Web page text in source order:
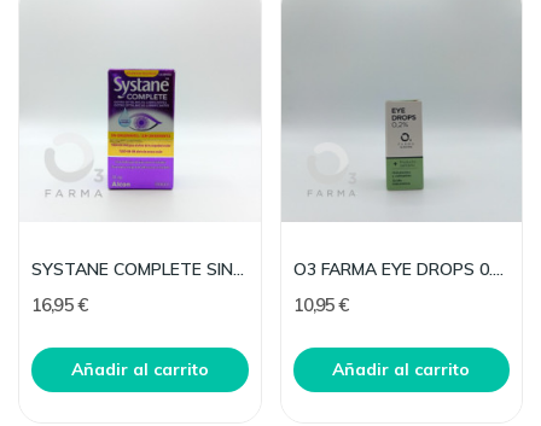
SYSTANE COMPLETE SIN CONSERVANTES 10 ML
16,95 €
Añadir al carrito
O3 FARMA EYE DROPS 0.2%GOTAS 10 ML (MULTIDOSIS)
10,95 €
Añadir al carrito